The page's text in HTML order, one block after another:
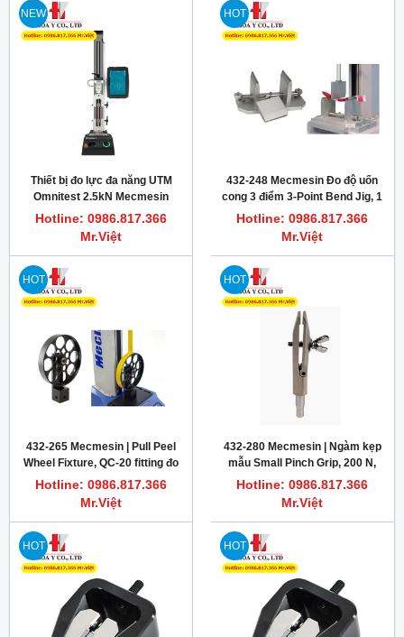
NEW
Thiết bị đo lực đa năng UTM
Omnitest 2.5kN Mecmesin
Hotline: 0986.817.366
Mr.Việt
HOT
432-248 Mecmesin Đo độ uốn
cong 3 điểm 3-Point Bend Jig, 1
kN, Aluminium, T-slot base
Hotline: 0986.817.366
Mr.Việt
HOT
432-265 Mecmesin | Pull Peel
Wheel Fixture, QC-20 fitting đo
độ bám dính băng keo
Hotline: 0986.817.366
Mr.Việt
HOT
432-280 Mecmesin | Ngàm kẹp
mẫu Small Pinch Grip, 200 N,
10-32 UNF
Hotline: 0986.817.366
Mr.Việt
HOT HOT